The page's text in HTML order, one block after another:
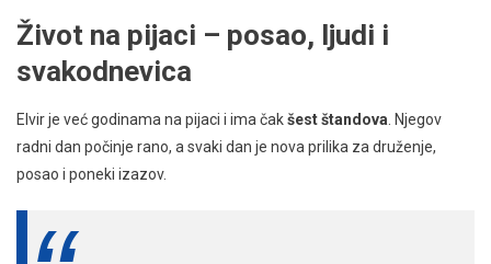
Život na pijaci – posao, ljudi i
svakodnevica
Elvir je već godinama na pijaci i ima čakšest štandova . Njegov
radni dan počinje rano, a svaki dan je nova prilika za druženje,
posao i poneki izazov.